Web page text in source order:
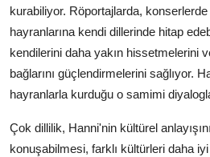
kurabiliyor. Röportajlarda,
hayranlarına kendi dillerinde hitap
kendilerini daha yakın hissetmelerini
bağlarını güçlendirmelerini sağlıyor.
hayranlarla kurduğu o samimi
Çok dillilik, Hanni'nin kültürel
konuşabilmesi, farklı kültürleri daha iyi